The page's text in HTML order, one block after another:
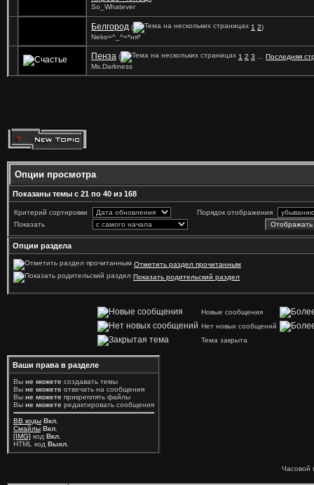
So_Whatever
Белгород ( 1 2)
Neko=^_^=*ня*
Пенза ( 1 2 3
Последняя
Ms.Darkness
Опции просмотра
Показаны темы с 21 по 40 из 168
Критерий сортировки
Порядок отображения
Показать
Опции раздела
Отметить раздел прочитанным
Показать родительский раздел
Новые сообщения
Нет новых сообщений
Тема закрыта
Ваши права в разделе
Вы не можете создавать темы
Вы не можете отвечать на сообщения
Вы не можете прикреплять файлы
Вы не можете редактировать сообщения
BB коды Вкл.
Смайлы Вкл.
[IMG] код Вкл.
HTML код Выкл.
Часовой